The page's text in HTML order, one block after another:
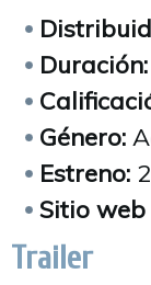
Duración:
Género:
Estreno:
Sitio web
Trailer